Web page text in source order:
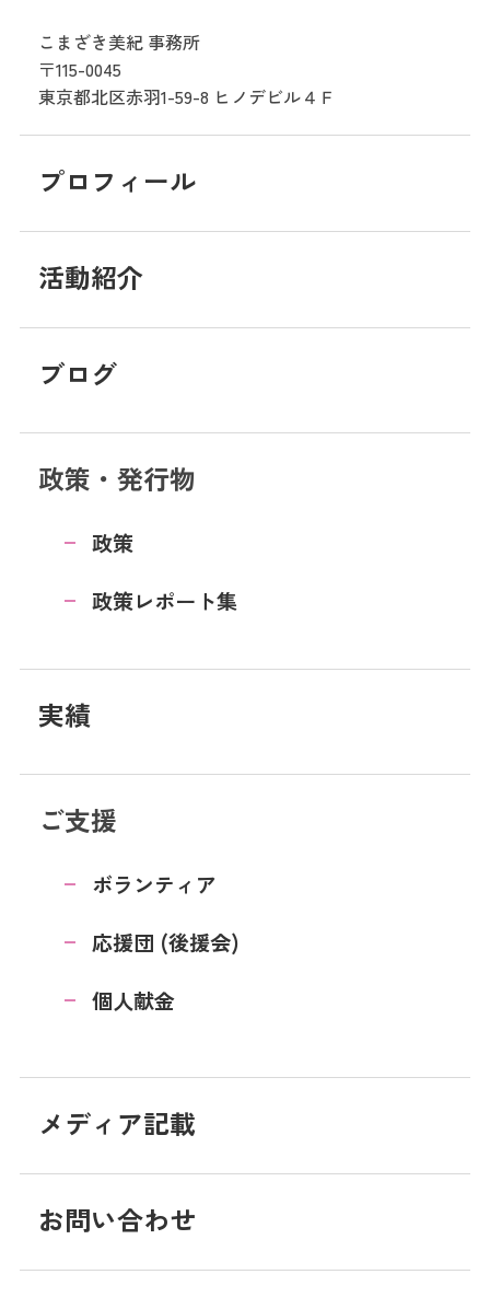
こまざき美紀 事務所
〒115-0045
東京都北区赤羽1-59-8 ヒノデビル４Ｆ
プロフィール
活動紹介
ブログ
政策・発行物
政策
政策レポート集
実績
ご支援
ボランティア
応援団 (後援会)
個人献金
メディア記載
お問い合わせ